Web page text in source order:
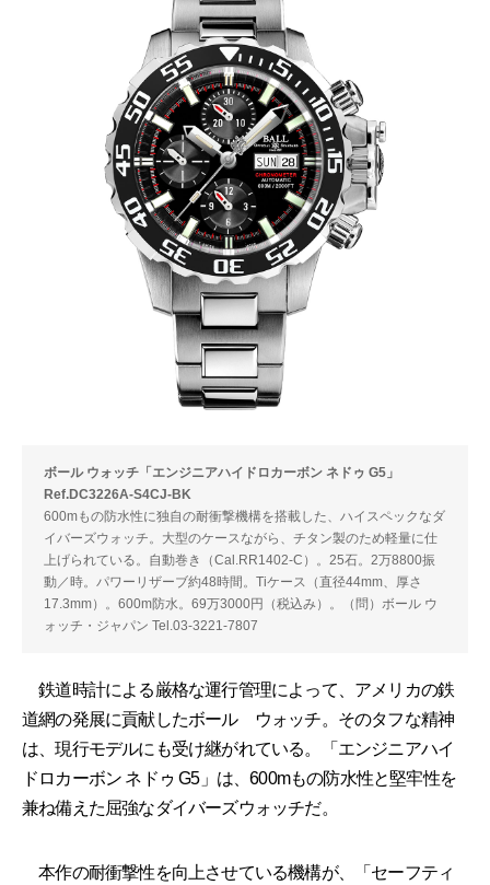
ボール ウォッチ「エンジニアハイドロカーボン ネドゥ G5」
Ref.DC3226A-S4CJ-BK
600mもの防水性に独自の耐衝撃機構を搭載した、ハイスペックなダ
イバーズウォッチ。大型のケースながら、チタン製のため軽量に仕
上げられている。自動巻き（Cal.RR1402-C）。25石。2万8800振
動／時。パワーリザーブ約48時間。Tiケース（直径44mm、厚さ
17.3mm）。600m防水。69万3000円（税込み）。（問）ボール ウ
ォッチ・ジャパン Tel.03-3221-7807
鉄道時計による厳格な運行管理によって、アメリカの鉄
道網の発展に貢献したボール ウォッチ。そのタフな精神
は、現行モデルにも受け継がれている。「エンジニアハイ
ドロカーボン ネドゥ G5」は、600mもの防水性と堅牢性を
兼ね備えた屈強なダイバーズウォッチだ。
本作の耐衝撃性を向上させている機構が、「セーフティ